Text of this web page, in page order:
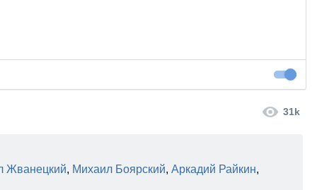
31k
Жванецкий, Михаил Боярский, Аркадий Райкин,